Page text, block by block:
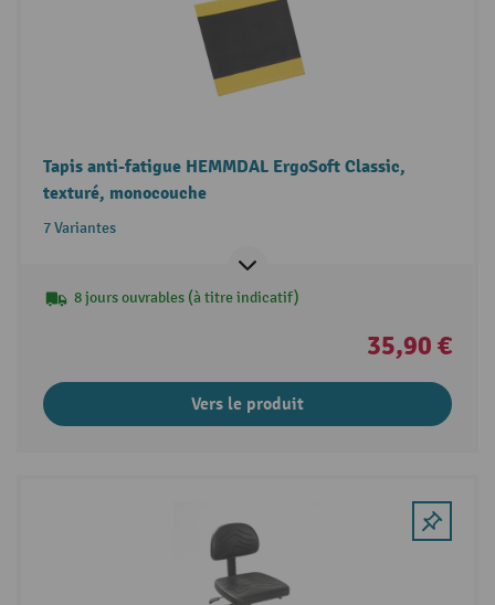
Tapis anti-fatigue HEMMDAL ErgoSoft Classic,
texturé, monocouche
7 Variantes
8 jours ouvrables (à titre indicatif)
35,90 €
Vers le produit